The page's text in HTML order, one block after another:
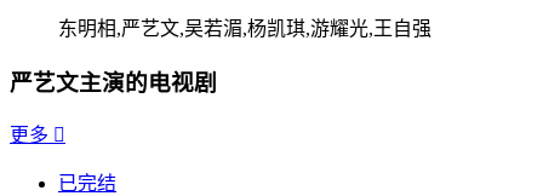
东明相,严艺文,吴若湄,杨凯琪,游耀光,王自强
严艺文主演的电视剧
更多 
已完结